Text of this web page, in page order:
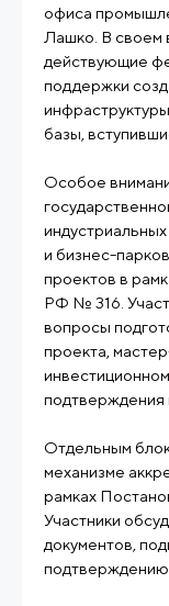
офиса
Лашко. В своем
действующие
поддержки
базы,
Особое
и бизнес-
проектов в
РФ № 316.
вопросы
проекта,
подтверждения
Отдельным
механизме
рамках
Участники
документов,